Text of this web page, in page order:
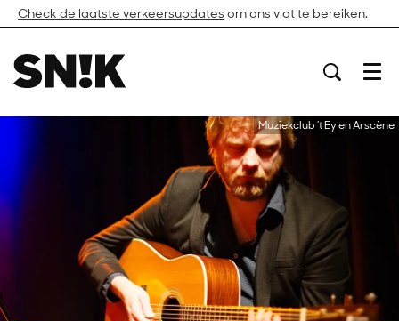
Check de laatste verkeersupdates om ons vlot te bereiken.
Menu
Muziekclub ’t Ey en Arscène